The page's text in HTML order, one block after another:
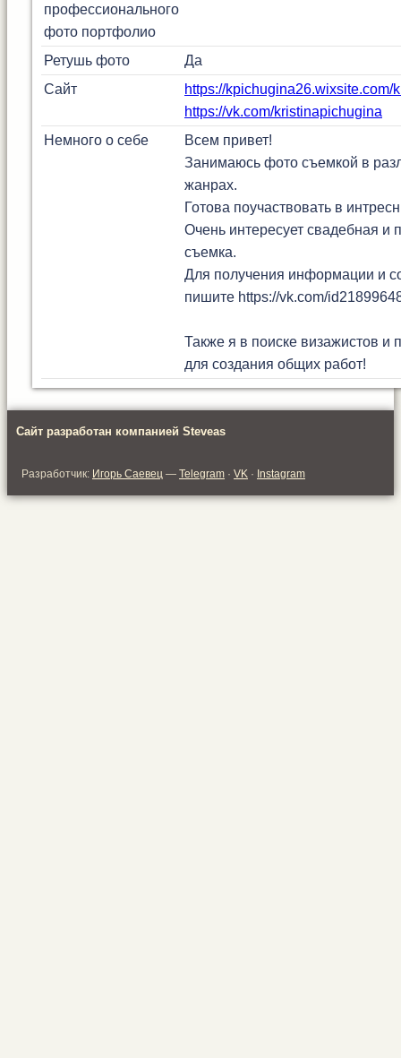
профессионального
фото портфолио
Ретушь фото
Да
Сайт
https://kpichugina26.wixsite.com/
https://vk.com/kristinapichugina
Немного о себе
Всем привет!
Занимаюсь фото съемкой в
жанрах.
Готова поучаствовать в
Очень интересует свадебная и
съемка.
Для получения информации и
пишите https://vk.com/
Также я в поиске визажистов и
для создания общих работ!
Сайт разработан компанией Steveas
Разработчик: Игорь Саевец — Telegram · VK · Instagram